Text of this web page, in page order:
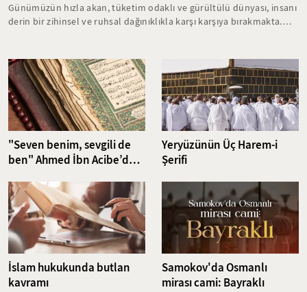
Günümüzün hızla akan, tüketim odaklı ve gürültülü dünyası, insanı
derin bir zihinsel ve ruhsal dağınıklıkla karşı karşıya bırakmakta.
güncelliğini korumakta. Bu çalışma, klasikten günümüze uzanan
ruhsal disiplin yöntemlerini ve bu yöntemlerin günümüz
dünyasındaki karşılıklarını ele alıyor.
"Seven benim, sevgili de
ben" Ahmed İbn Acibe’den
Yeryüzünün Üç Harem-i
Şerifi
İslam hukukunda butlan
kavramı
Samokov'da Osmanlı
mirası cami: Bayraklı